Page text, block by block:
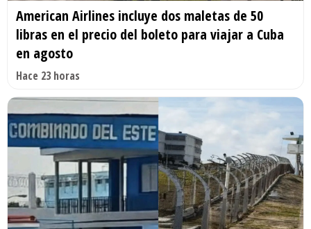
American Airlines incluye dos maletas de 50
libras en el precio del boleto para viajar a Cuba
en agosto
Hace 23 horas